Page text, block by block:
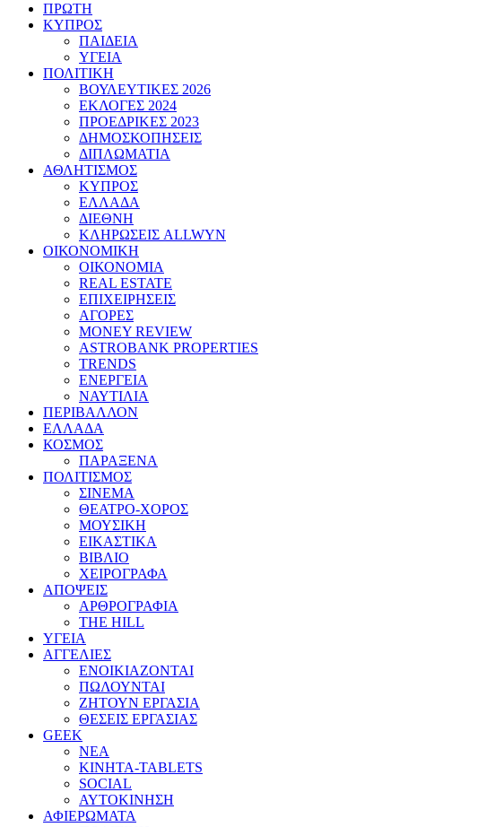
ΠΡΩΤΗ
ΚΥΠΡΟΣ
ΠΑΙΔΕΙΑ
ΥΓΕΙΑ
ΠΟΛΙΤΙΚΗ
ΒΟΥΛΕΥΤΙΚΕΣ 2026
ΕΚΛΟΓΕΣ 2024
ΠΡΟΕΔΡΙΚΕΣ 2023
ΔΗΜΟΣΚΟΠΗΣΕΙΣ
ΔΙΠΛΩΜΑΤΙΑ
ΑΘΛΗΤΙΣΜΟΣ
ΚΥΠΡΟΣ
ΕΛΛΑΔΑ
ΔΙΕΘΝΗ
ΚΛΗΡΩΣΕΙΣ ALLWYN
ΟΙΚΟΝΟΜΙΚΗ
ΟΙΚΟΝΟΜΙΑ
REAL ESTATE
ΕΠΙΧΕΙΡΗΣΕΙΣ
ΑΓΟΡΕΣ
MONEY REVIEW
ASTROBANK PROPERTIES
TRENDS
ΕΝΕΡΓΕΙΑ
ΝΑΥΤΙΛΙΑ
ΠΕΡΙΒΑΛΛΟΝ
ΕΛΛΑΔΑ
ΚΟΣΜΟΣ
ΠΑΡΑΞΕΝΑ
ΠΟΛΙΤΙΣΜΟΣ
ΣΙΝΕΜΑ
ΘΕΑΤΡΟ-ΧΟΡΟΣ
ΜΟΥΣΙΚΗ
ΕΙΚΑΣΤΙΚΑ
ΒΙΒΛΙΟ
ΧΕΙΡΟΓΡΑΦΑ
ΑΠΟΨΕΙΣ
ΑΡΘΡΟΓΡΑΦΙΑ
THE HILL
ΥΓΕΙΑ
ΑΓΓΕΛΙΕΣ
ΕΝΟΙΚΙΑΖΟΝΤΑΙ
ΠΩΛΟΥΝΤΑΙ
ΖΗΤΟΥΝ ΕΡΓΑΣΙΑ
ΘΕΣΕΙΣ ΕΡΓΑΣΙΑΣ
GEEK
ΝΕΑ
ΚΙΝΗΤΑ-TABLETS
SOCIAL
ΑΥΤΟΚΙΝΗΣΗ
ΑΦΙΕΡΩΜΑΤΑ